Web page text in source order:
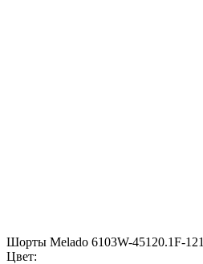
Шорты Melado 6103W-45120.1F-121
Цвет: